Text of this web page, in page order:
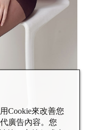
Cookie來改善您
廣告內容。您